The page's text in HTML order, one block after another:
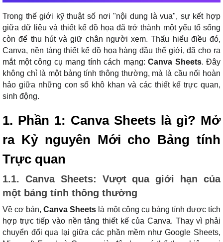
Trong thế giới kỹ thuật số nơi "nội dung là vua", sự kết hợp
giữa dữ liệu và thiết kế đồ họa đã trở thành một yếu tố sống
còn để thu hút và giữ chân người xem. Thấu hiểu điều đó,
Canva, nền tảng thiết kế đồ họa hàng đầu thế giới, đã cho ra
mắt một công cụ mang tính cách mạng: Canva Sheets. Đây
không chỉ là một bảng tính thông thường, mà là cầu nối hoàn
hảo giữa những con số khô khan và các thiết kế trực quan,
sinh động.
1. Phần 1: Canva Sheets là gì? Mở
ra Kỷ nguyên Mới cho Bảng tính
Trực quan
1.1. Canva Sheets: Vượt qua giới hạn của
một bảng tính thông thường
Về cơ bản,Canva Sheets là một công cụ bảng tính được tích
hợp trực tiếp vào nền tảng thiết kế của Canva. Thay vì phải
chuyển đổi qua lại giữa các phần mềm như Google Sheets,